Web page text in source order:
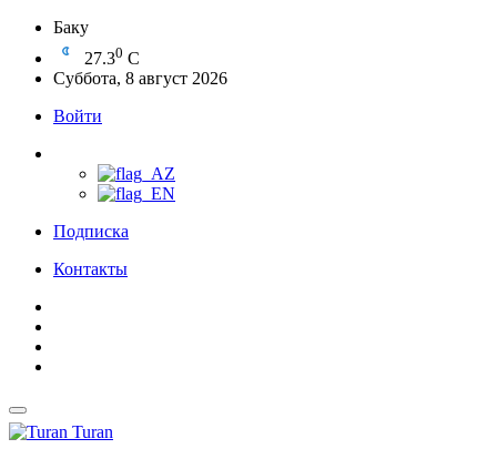
Баку
27.30 C
Суббота, 8 август 2026
Войти
Подписка
Контакты
Turan